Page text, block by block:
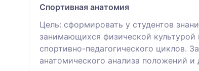
Спортивная анатомия
Цель: сформировать у студентов
занимающихся физической
спортивно-педагогического циклов.
анатомического анализа положений